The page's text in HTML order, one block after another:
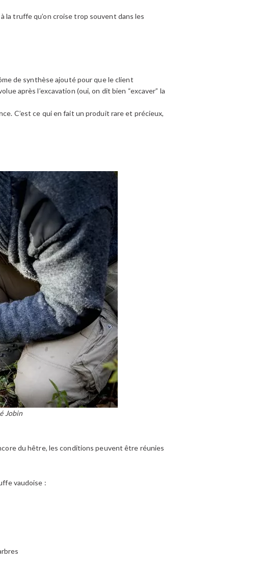
la truffe qu’on croise trop souvent dans les
de synthèse ajouté pour que le client
après l’excavation (oui, on dit bien “excaver” la
C’est ce qui en fait un produit rare et précieux,
Jobin
du hêtre, les conditions peuvent être réunies
vaudoise :